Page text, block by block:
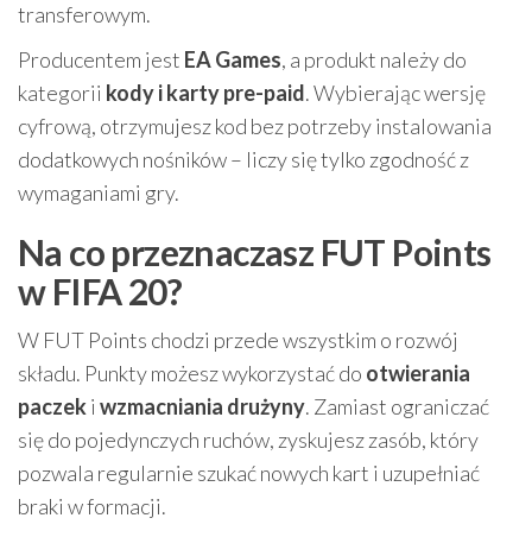
transferowym.
Producentem jest EA Games, a produkt należy do
kategorii kody i karty pre-paid. Wybierając wersję
cyfrową, otrzymujesz kod bez potrzeby instalowania
dodatkowych nośników – liczy się tylko zgodność z
wymaganiami gry.
Na co przeznaczasz FUT Points
w FIFA 20?
W FUT Points chodzi przede wszystkim o rozwój
składu. Punkty możesz wykorzystać do otwierania
paczeki wzmacniania drużyny. Zamiast ograniczać
się do pojedynczych ruchów, zyskujesz zasób, który
pozwala regularnie szukać nowych kart i uzupełniać
braki w formacji.